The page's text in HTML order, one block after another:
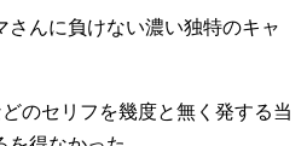
んに負けない濃い独特のキャ
のセリフを幾度と無く発する当